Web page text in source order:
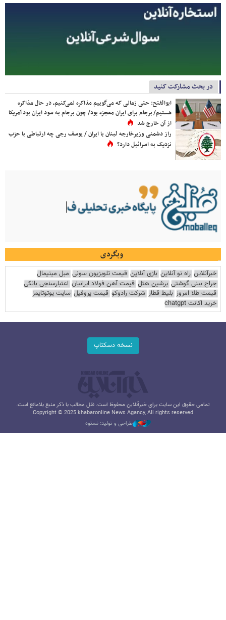
در بحث مشارکت کنید
ابوالفتح: حتی زمانی که می‌گوییم مذاکره نمی‌کنیم، در حال مذاکره
هستیم/ برجام برای ایران معجزه بود/ چون برجام به سود ایران بود آمریکا
از آن خارج شد
راز دشمنی وزیرخارجه لبنان با ایران / یوسف رجی چه ارتباطی با حزب
نزدیک به اسرائیل دارد؟
وبگردی
خبرآنلاین راه نو آنلاین بازی آنلاین قیمت تلویزیون سونی مبل مینیمال
جراح بینی گوشتی پرشین هتل قیمت آهن فولاد ایرانیان اعتبارسنجی بانکی
قیمت طلا امروز بلیط قطار شرکت رادوکو قیمت پروفیل سایت یوتوتایمز
خرید اکانت chatgpt
نسخه دسکتاپ
تمامی حقوق این سایت برای خبرآنلاین محفوظ است. نقل مطالب با ذکر منبع بلامانع است.
Copyright © 2025 khabaronline News Agancy, All rights reserved
طراحی و تولید: نستوه